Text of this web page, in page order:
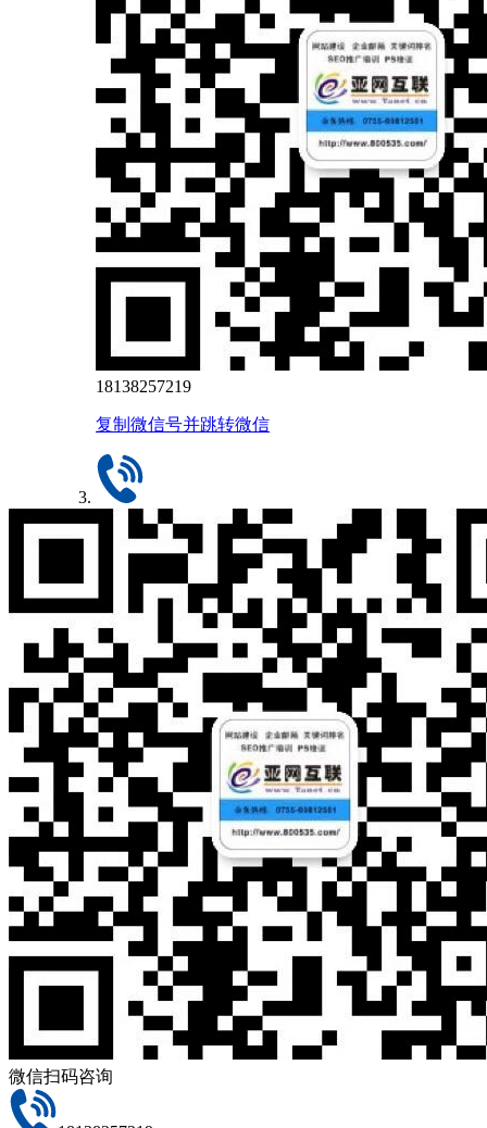
18138257219
复制微信号并跳转微信
微信扫码咨询